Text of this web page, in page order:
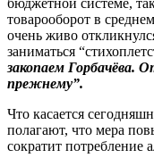
товарооборот в
очень живо
заниматься
закопаем Горбачёва.
прежнему”.
Что касается
полагают, что мера
сократит потребление